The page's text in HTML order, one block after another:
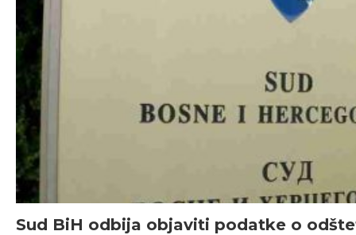
Sud BiH odbija objaviti podatke o